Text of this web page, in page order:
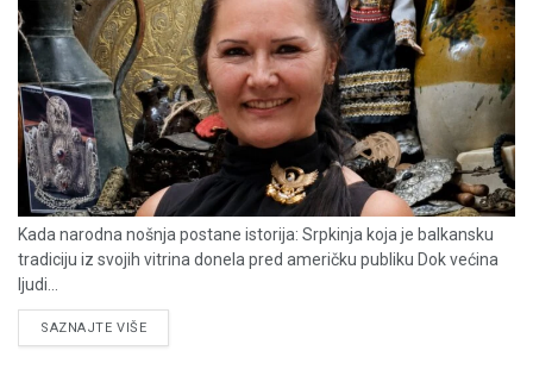
Kada narodna nošnja postane istorija: Srpkinja koja je balkansku
tradiciju iz svojih vitrina donela pred američku publiku Dok većina
ljudi...
SAZNAJTE VIŠEDETAILS